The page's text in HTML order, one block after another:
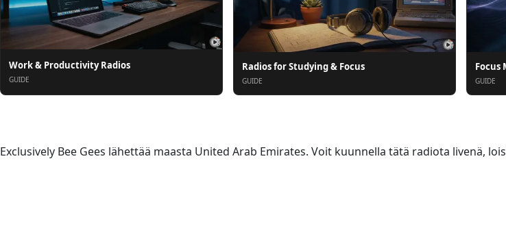
Work & Productivity Radios
GUIDE
Radios for Studying & Focus
GUIDE
Focus
GUIDE
Exclusively Bee Gees lähettää maasta United Arab Emirates. Voit kuunnella tätä radiota livenä,